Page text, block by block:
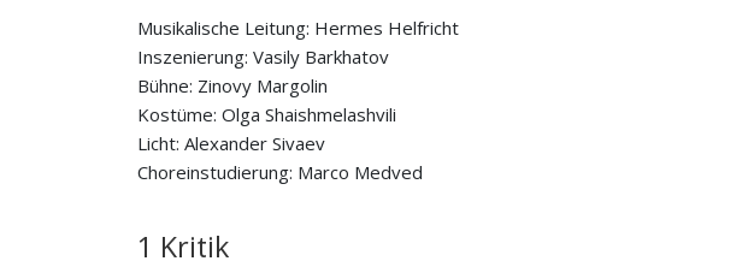
Musikalische Leitung: Hermes Helfricht
Inszenierung: Vasily Barkhatov
Bühne: Zinovy Margolin
Kostüme: Olga Shaishmelashvili
Licht: Alexander Sivaev
Choreinstudierung: Marco Medved
1 Kritik